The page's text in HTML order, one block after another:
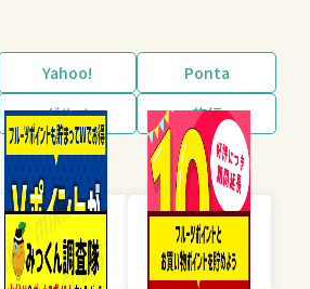
Yahoo!
Ponta
グルメ 旅行